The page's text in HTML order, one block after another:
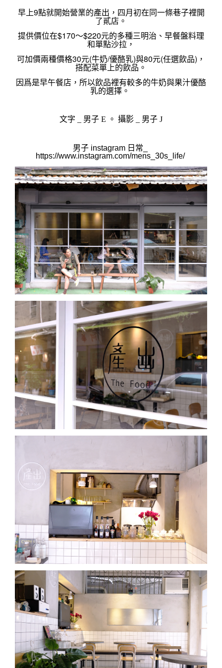
早上9點就開始營業的產出，四月初在同一條巷子裡開
了貳店。
提供價位在$170～$220元的多種三明治、早餐盤料理
和單點沙拉，
可加價兩種價格30元(牛奶/優酪乳)與80元(任選飲品)，
搭配菜單上的飲品。
因爲是早午餐店，所以飲品裡有較多的牛奶與果汁優酪
乳的選擇。
文字 _ 男子 E 。 攝影 _ 男子 J
https://www.instagram.com/mens_30s_life/